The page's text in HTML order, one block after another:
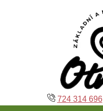
724 314 696